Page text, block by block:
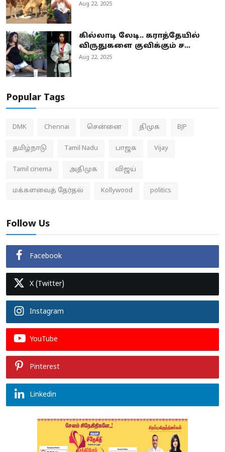
Aug 22, 2025
கில்லாடி லேடி.. கராத்தேயில்
விருதுகளை குவிக்கும் ச...
Aug 22, 2025
Popular Tags
DMK Chennai சென்னை திமுக BJP
தமிழ்நாடு Tamil Nadu பாஜக Vijay
Tamil cinema அதிமுக விஜய்
மக்களவைத் தேர்தல் Kollywood politics
Follow Us
Facebook
X (Twitter)
Instagram
YouTube
Pinterest
Linkedin